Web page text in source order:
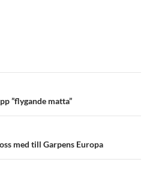
”flygande matta”
med till Garpens Europa